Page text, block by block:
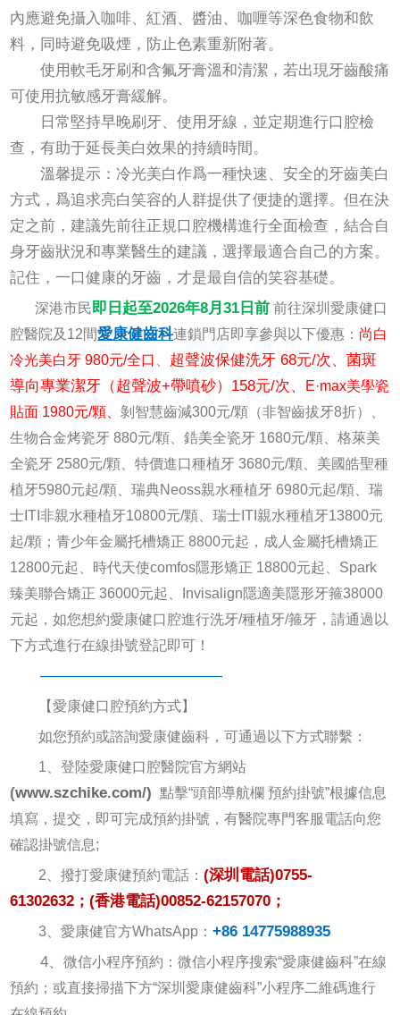
內應避免攝入咖啡、紅酒、醬油、咖喱等深色食物和飲
料，同時避免吸煙，防止色素重新附著。
使用軟毛牙刷和含氟牙膏溫和清潔，若出現牙齒酸痛
可使用抗敏感牙膏緩解。
日常堅持早晚刷牙、使用牙線，並定期進行口腔檢
查，有助于延長美白效果的持續時間。
溫馨提示：冷光美白作爲一種快速、安全的牙齒美白
方式，爲追求亮白笑容的人群提供了便捷的選擇。但在決
定之前，建議先前往正規口腔機構進行全面檢查，結合自
身牙齒狀況和專業醫生的建議，選擇最適合自己的方案。
記住，一口健康的牙齒，才是最自信的笑容基礎。
深港市民即日起至2026年8月31日前 前往深圳愛康健口
腔醫院及12間愛康健齒科連鎖門店即享參與以下優惠： 尚白
冷光美白牙 980元/全口
超聲波保健洗牙 68元/次、菌斑
導向專業潔牙（超聲波+帶噴砂）158元/次、
E·max美學瓷
貼面 1980元/顆、剝智慧齒減300元/顆（非智齒拔牙8折）、
生物合金烤瓷牙 880元/顆、鋯美全瓷牙 1680元/顆、格萊美
全瓷牙 2580元/顆、特價進口種植牙 3680元/顆、美國皓聖種
植牙5980元起/顆、瑞典Neoss親水種植牙 6980元起/顆、瑞
士ITI非親水種植牙10800元/顆、瑞士ITI親水種植牙13800元
起/顆；青少年金屬托槽矯正 8800元起，成人金屬托槽矯正
12800元起、時代天使comfos隱形矯正 18800元起、Spark
臻美聯合矯正 36000元起、Invisalign隱適美隱形牙箍38000
元起，如您想約愛康健口腔進行洗牙/種植牙/箍牙，請通過以
下方式進行在線掛號登記即可！
————————————
【愛康健口腔預約方式】
如您預約或諮詢愛康健齒科，可通過以下方式聯繫：
1、登陸愛康健口腔醫院官方網站
(www.szchike.com/) 點擊“頭部導航欄 預約掛號”根據信息
填寫，提交，即可完成預約掛號，有醫院專門客服電話向您
確認掛號信息;
2、撥打愛康健預約電話：(深圳電話)0755-
61302632；(香港電話)00852-62157070；
3、愛康健官方WhatsApp：+86 14775988935
4、微信小程序預約：微信小程序搜索“愛康健齒科”在線
預約；或直接掃描下方“深圳愛康健齒科”小程序二維碼進行